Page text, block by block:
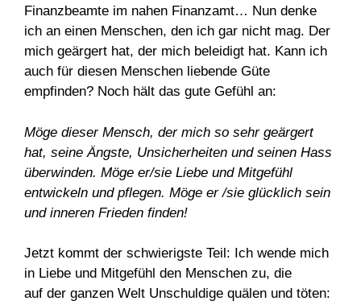
Finanzbeamte im nahen Finanzamt… Nun denke
ich an einen Menschen, den ich gar nicht mag. Der
mich geärgert hat, der mich beleidigt hat. Kann ich
auch für diesen Menschen liebende Güte
empfinden? Noch hält das gute Gefühl an:
Möge dieser Mensch, der mich so sehr geärgert
hat, seine Ängste, Unsicherheiten und seinen Hass
überwinden. Möge er/sie Liebe und Mitgefühl
entwickeln und pflegen. Möge er /sie glücklich sein
und inneren Frieden finden!
Jetzt kommt der schwierigste Teil: Ich wende mich
in Liebe und Mitgefühl den Menschen zu, die
auf der ganzen Welt Unschuldige quälen und töten: